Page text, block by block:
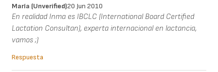
María (unverified)20 Jun 2010
En realidad Inma es IBCLC (International Board Certified
Lactation Consultan), experta internacional en lactancia,
vamos ;)
Respuesta